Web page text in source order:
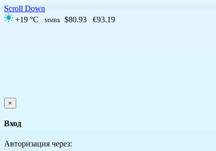
Scroll Down
+19 °C
ММВБ $80.93 €93.19
×
Вход
Авторизация через: